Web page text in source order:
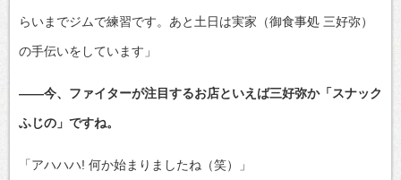
らいまでジムで練習です。あと土日は実家（御食事処 三好弥）
の手伝いをしています」
――今、ファイターが注目するお店といえば三好弥か「スナック
ふじの」ですね。
「アハハハ! 何か始まりましたね（笑）」